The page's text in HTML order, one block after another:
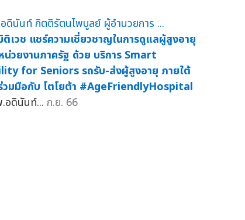
เวช แชร์ความเชี่ยวชาญในการดูแลผู้สูงอายุ
น่วยงานภาครัฐ ด้วย บริการ Smart
for Seniors รถรับ-ส่งผู้สูงอายุ ภายใต้
วมมือกับ โตโยต้า #AgeFriendlyHospital
ดินันท์... ก.ย. 66